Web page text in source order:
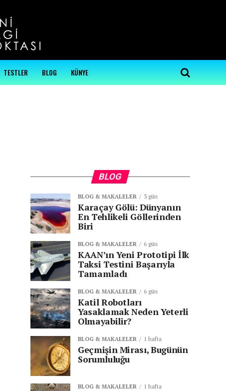
TESTLER BLOG KÜNYE
BLOG
BLOG & MAKALELER 3 gün
Karaçay Gölü: Dünyanın
En Tehlikeli Göllerinden
Biri
BLOG & MAKALELER 6 gün
KAAN’ın Yeni Prototipi İlk
Taksi Testini Başarıyla
Tamamladı
BLOG & MAKALELER 6 gün
Katil Robotları
Yasaklamak Neden Yeterli
Olmayabilir?
BLOG & MAKALELER 1 hafta
Geçmişin Mirası, Bugünün
Sorumluluğu
BLOG & MAKALELER 1 hafta